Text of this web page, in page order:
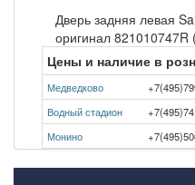
Дверь задняя левая
оригинал 821010747R
Цены и наличие в
Медведково
Водный стадион
Монино